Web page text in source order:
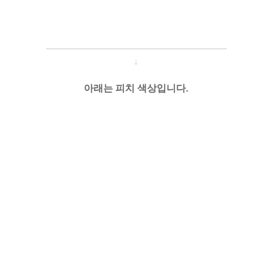
───────────────────────────
↓
아래는 피치 색상입니다.